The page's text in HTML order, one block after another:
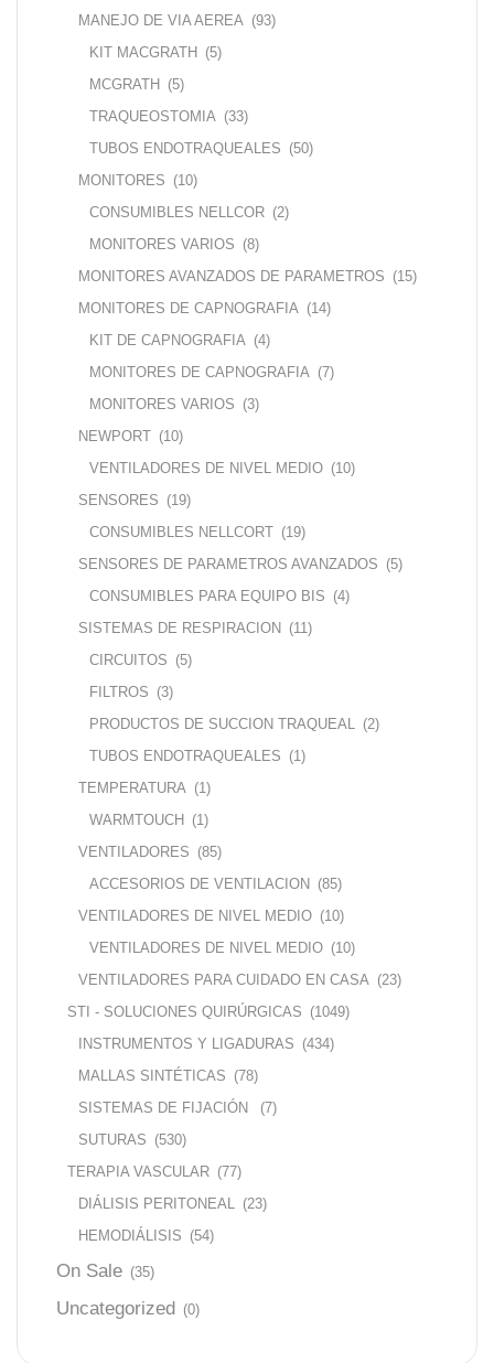
MANEJO DE VIA AEREA (93)
KIT MACGRATH
(5)
MCGRATH
(5)
TRAQUEOSTOMIA (33)
TUBOS ENDOTRAQUEALES (50)
MONITORES (10)
CONSUMIBLES NELLCOR (2)
MONITORES VARIOS (8)
MONITORES AVANZADOS DE PARAMETROS (15)
MONITORES DE CAPNOGRAFIA (14)
KIT DE CAPNOGRAFIA (4)
MONITORES DE CAPNOGRAFIA (7)
MONITORES VARIOS (3)
NEWPORT (10)
VENTILADORES DE NIVEL MEDIO (10)
SENSORES (19)
CONSUMIBLES NELLCORT (19)
SENSORES DE PARAMETROS AVANZADOS (5)
CONSUMIBLES PARA EQUIPO BIS (4)
SISTEMAS DE RESPIRACION
(11)
CIRCUITOS (5)
FILTROS (3)
PRODUCTOS DE SUCCION TRAQUEAL
(2)
TUBOS ENDOTRAQUEALES (1)
TEMPERATURA (1)
WARMTOUCH
(1)
VENTILADORES (85)
ACCESORIOS DE VENTILACION
(85)
VENTILADORES DE NIVEL MEDIO (10)
VENTILADORES DE NIVEL MEDIO (10)
VENTILADORES PARA CUIDADO EN CASA (23)
STI - SOLUCIONES QUIRÚRGICAS (1049)
INSTRUMENTOS Y LIGADURAS (434)
MALLAS SINTÉTICAS (78)
SISTEMAS DE FIJACIÓN
(7)
SUTURAS (530)
TERAPIA VASCULAR (77)
DIÁLISIS PERITONEAL
(23)
HEMODIÁLISIS (54)
On Sale (35)
Uncategorized (0)